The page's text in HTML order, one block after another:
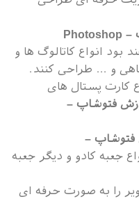
دوره آموزش فتوشاپ – Photoshop
بود انواع کاتالوگ ها و
و … طراحی کنند.
کارت پستال های
فتوشاپ –
فتوشاپ –
جعبه کادو و دیگر جعبه
را به صورت حرفه ای